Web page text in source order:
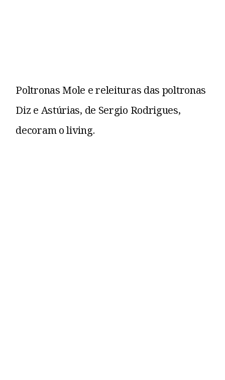
Poltronas Mole e releituras das poltronas
Diz e Astúrias, de Sergio Rodrigues,
decoram o living.